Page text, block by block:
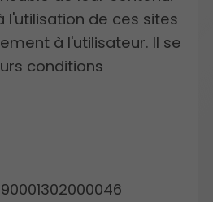
l'utilisation de ces sites
à l'utilisateur. Il se
conditions
90001302000046